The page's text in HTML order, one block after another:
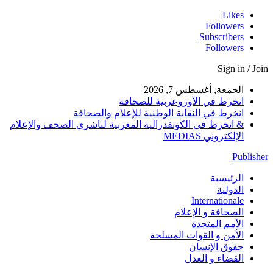
Likes
Followers
Subscribers
Followers
Sign in / Join
الجمعة, أغسطس 7, 2026
انخرط في الأوروعربية للصحافة
انخرط في النقابة الوطنية للإعلام والصحافة
& انخرط في الكونفدرالية المغربية لناشري الصحف والإعلام
الإلكتروني MEDIAS
Publisher
الرئيسية
الدولية
Internationale
الصحافة و الإعلام
الأمم المتحدة
الأمن و القوات المسلحة
حقوق الإنسان
القضاء و العدل